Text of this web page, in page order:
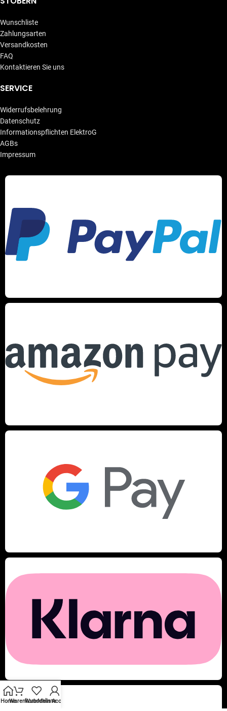
Wunschliste
Zahlungsarten
Versandkosten
FAQ
Kontaktieren Sie uns
SERVICE
Widerrufsbelehrung
Datenschutz
Informationspflichten ElektroG
AGBs
Impressum
HomeWarenkorbWunschliste
Mein Account